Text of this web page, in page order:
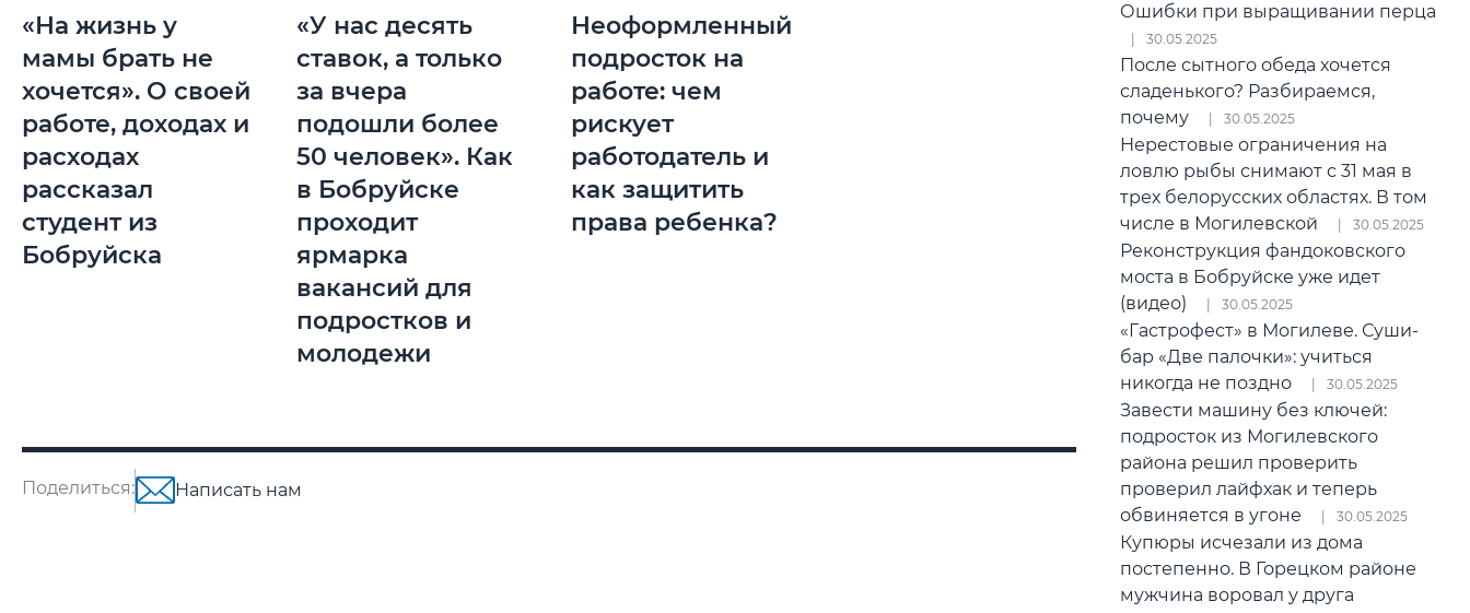
«На жизнь у
мамы брать не
хочется». О своей
работе, доходах и
расходах
рассказал
студент из
Бобруйска
«У нас десять
ставок, а только
за вчера
подошли более
50 человек». Как
в Бобруйске
проходит
ярмарка
вакансий для
подростков и
молодежи
Неоформленный
подросток на
работе: чем
рискует
работодатель и
как защитить
права ребенка?
Поделиться: Написать нам
Ошибки при выращивании перца
30.05.2025
После сытного обеда хочется
сладенького? Разбираемся,
почему
30.05.2025
Нерестовые ограничения на
ловлю рыбы снимают с 31 мая в
трех белорусских областях. В том
числе в Могилевской
30.05.2025
Реконструкция фандоковского
моста в Бобруйске уже идет
(видео)
30.05.2025
«Гастрофест» в Могилеве. Суши-
бар «Две палочки»: учиться
никогда не поздно
30.05.2025
Завести машину без ключей:
подросток из Могилевского
района решил проверить
проверил лайфхак и теперь
обвиняется в угоне
30.05.2025
Купюры исчезали из дома
постепенно. В Горецком районе
мужчина воровал у друга